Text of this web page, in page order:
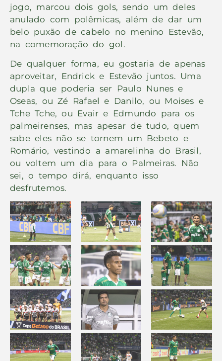
jogo, marcou dois gols, sendo um deles
anulado com polêmicas, além de dar um
belo puxão de cabelo no menino Estevão,
na comemoração do gol.
De qualquer forma, eu gostaria de apenas
aproveitar, Endrick e Estevão juntos. Uma
dupla que poderia ser Paulo Nunes e
Oseas, ou Zé Rafael e Danilo, ou Moises e
Tche Tche, ou Evair e Edmundo para os
palmeirenses, mas apesar de tudo, quem
sabe eles não se tornem um Bebeto e
Romário, vestindo a amarelinha do Brasil,
ou voltem um dia para o Palmeiras. Não
sei, o tempo dirá, enquanto isso
desfrutemos.